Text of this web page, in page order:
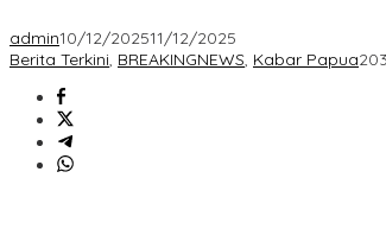
admin10/12/202511/12/2025
Berita Terkini, BREAKINGNEWS, Kabar Papua